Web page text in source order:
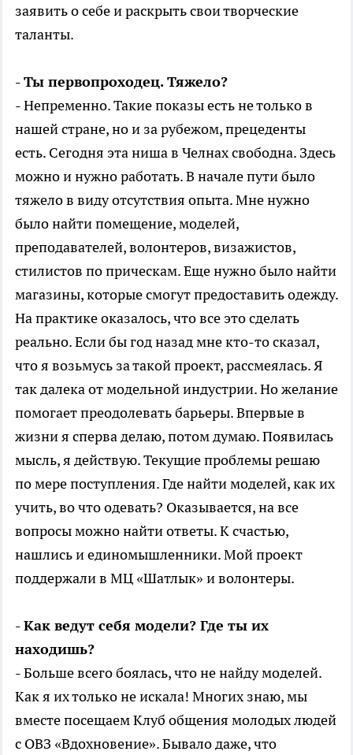
заявить о себе и раскрыть свои творческие
таланты.
- Ты первопроходец. Тяжело?
- Непременно. Такие показы есть не только в
нашей стране, но и за рубежом, прецеденты
есть. Сегодня эта ниша в Челнах свободна. Здесь
можно и нужно работать. В начале пути было
тяжело в виду отсутствия опыта. Мне нужно
было найти помещение, моделей,
преподавателей, волонтеров, визажистов,
стилистов по прическам. Еще нужно было найти
магазины, которые смогут предоставить одежду.
На практике оказалось, что все это сделать
реально. Если бы год назад мне кто-то сказал,
что я возьмусь за такой проект, рассмеялась. Я
так далека от модельной индустрии. Но желание
помогает преодолевать барьеры. Впервые в
жизни я сперва делаю, потом думаю. Появилась
мысль, я действую. Текущие проблемы решаю
по мере поступления. Где найти моделей, как их
учить, во что одевать? Оказывается, на все
вопросы можно найти ответы. К счастью,
нашлись и единомышленники. Мой проект
поддержали в МЦ «Шатлык» и волонтеры.
- Как ведут себя модели? Где ты их
находишь?
- Больше всего боялась, что не найду моделей.
Как я их только не искала! Многих знаю, мы
вместе посещаем Клуб общения молодых людей
с ОВЗ «Вдохновение». Бывало даже, что